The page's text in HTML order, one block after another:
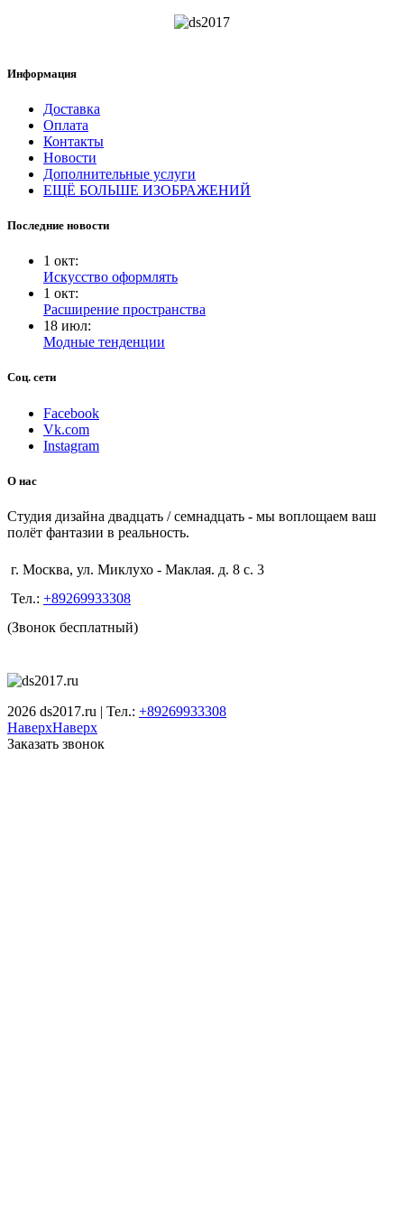
Информация
Доставка
Оплата
Контакты
Новости
Дополнительные услуги
ЕЩЁ БОЛЬШЕ ИЗОБРАЖЕНИЙ
Последние новости
1 окт:
Искусство оформлять
1 окт:
Расширение пространства
18 июл:
Модные тенденции
Соц. сети
Facebook
Vk.com
Instagram
О нас
Студия дизайна двадцать / семнадцать - мы воплощаем ваш
полёт фантазии в реальность.
г. Москва, ул. Миклухо - Маклая. д. 8 с. 3
Тел.: +89269933308
(Звонок бесплатный)
2026 ds2017.ru | Тел.: +89269933308
НаверхНаверх
Заказать звонок